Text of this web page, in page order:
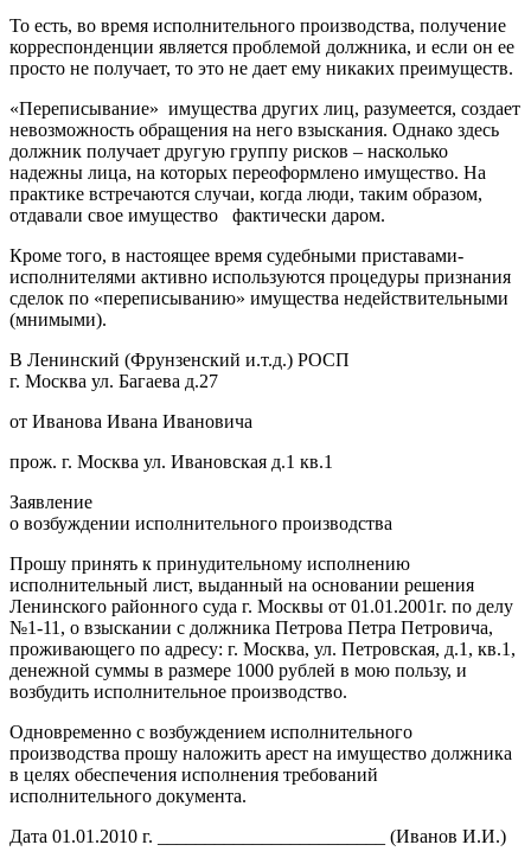
То есть, во время исполнительного производства, получение
корреспонденции является проблемой должника, и если он ее
просто не получает, то это не дает ему никаких преимуществ.
«Переписывание» имущества других лиц, разумеется, создает
невозможность обращения на него взыскания. Однако здесь
должник получает другую группу рисков – насколько
надежны лица, на которых переоформлено имущество. На
практике встречаются случаи, когда люди, таким образом,
отдавали свое имущество фактически даром.
Кроме того, в настоящее время судебными приставами-
исполнителями активно используются процедуры признания
сделок по «переписыванию» имущества недействительными
(мнимыми).
В Ленинский (Фрунзенский и.т.д.) РОСП
г. Москва ул. Багаева д.27
от Иванова Ивана Ивановича
прож. г. Москва ул. Ивановская д.1 кв.1
Заявление
о возбуждении исполнительного производства
Прошу принять к принудительному исполнению
исполнительный лист, выданный на основании решения
Ленинского районного суда г. Москвы от 01.01.2001г. по делу
№1-11, о взыскании с должника Петрова Петра Петровича,
проживающего по адресу: г. Москва, ул. Петровская, д.1, кв.1,
денежной суммы в размере 1000 рублей в мою пользу, и
возбудить исполнительное производство.
Одновременно с возбуждением исполнительного
производства прошу наложить арест на имущество должника
в целях обеспечения исполнения требований
исполнительного документа.
Дата 01.01.2010 г. ________________________ (Иванов И.И.)